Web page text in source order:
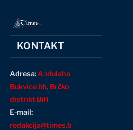
KONTAKT
Adresa:Abdulaha
Bukvice bb, Brčko
distrikt BiH
E-mail:
redakcija@times.b